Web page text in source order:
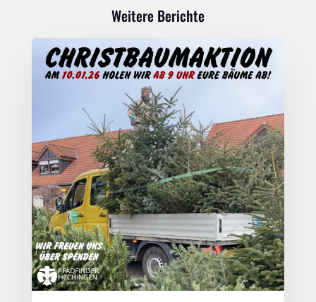
Weitere Berichte